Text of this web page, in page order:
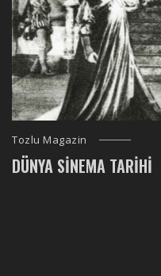
Tozlu Magazin
DÜNYA SINEMA TARIHI